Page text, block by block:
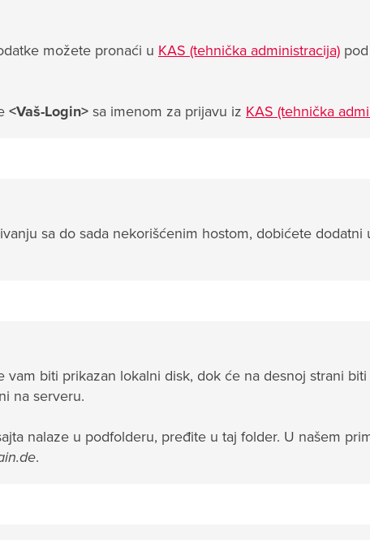
možete pronaći u KAS (tehnička administracija) pod
<Vaš-Login> sa imenom za prijavu iz KAS (tehnička
sa do sada nekorišćenim hostom, dobićete
vam biti prikazan lokalni disk, dok će na desnoj strani
na serveru.
nalaze u podfolderu, pređite u taj folder. U našem
.